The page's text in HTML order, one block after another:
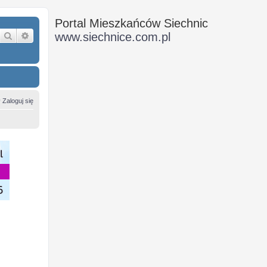
Szukaj Wyszukiwanie zaawansowane
Zaloguj się
Portal Mieszkańców Siechnic
www.siechnice.com.pl